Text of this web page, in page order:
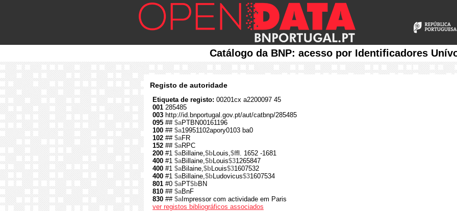
Catálogo da BNP: acesso por Identificadores
Registo de autoridade
Etiqueta de registo: 00201cx a2200097 45
001 285485
003 http://id.bnportugal.gov.pt/aut/catbnp/285485
095 ## $aPTBN00161196
100 ## $a19951102apory0103 ba0
102 ## $aFR
152 ## $aRPC
200 #1 $aBillaine,$bLouis,$ffl. 1652 -1681
400 #1 $aBillaine,$bLouis$31265847
400 #1 $aBilaine,$bLouis$31607532
400 #1 $aBillaine,$bLudovicus$31607534
801 #0 $aPT$bBN
810 ## $aBnF
830 ## $aImpressor com actividade em Paris
ver registos bibliográficos associados